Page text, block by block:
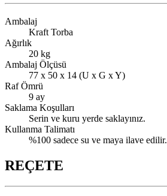
Ambalaj
Kraft Torba
Ağırlık
20 kg
Ambalaj Ölçüsü
77 x 50 x 14 (U x G x Y)
Raf Ömrü
9 ay
Saklama Koşulları
Serin ve kuru yerde saklayınız.
Kullanma Talimatı
%100 sadece su ve maya ilave edilir.
REÇETE